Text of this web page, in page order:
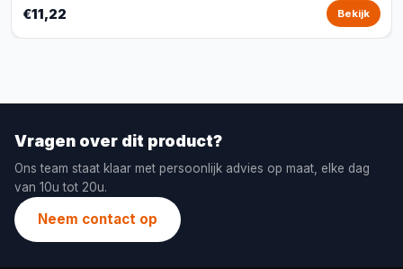
€11,22 Bekijk
Vragen over dit product?
Ons team staat klaar met persoonlijk advies op maat, elke dag
van 10u tot 20u.
Neem contact op